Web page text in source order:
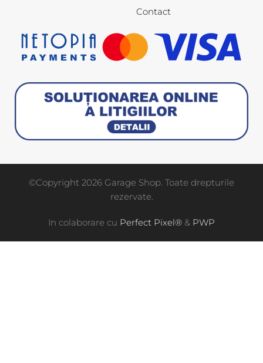
Contact
©Copyright 2026 Garage Shop. Toate drepturile
rezervate.
In colaborare cu Perfect Pixel® & PWP